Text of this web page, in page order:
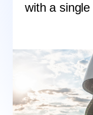
with a